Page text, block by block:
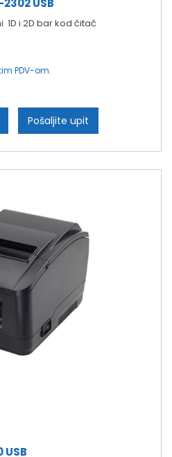
USB
i 2D bar kod čitač
PDV-om.
Pošaljite upit